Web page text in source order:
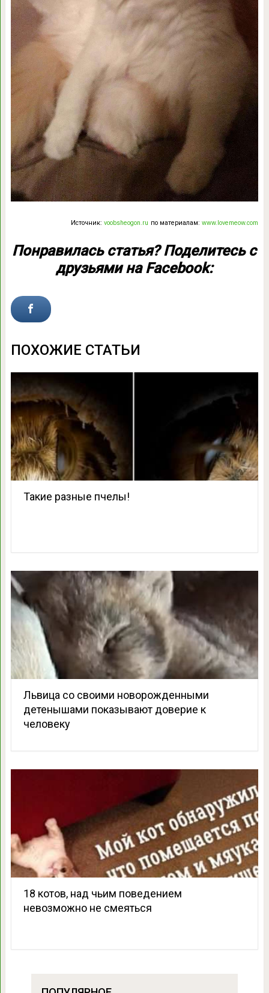
Источник:voobsheogon.ru по материалам:www.lovemeow.com
Понравилась статья? Поделитесь с
друзьями на Facebook:
ПОХОЖИЕ СТАТЬИ
Такие разные пчелы!
Львица со своими новорожденными
детенышами показывают доверие к
человеку
18 котов, над чьим поведением
невозможно не смеяться